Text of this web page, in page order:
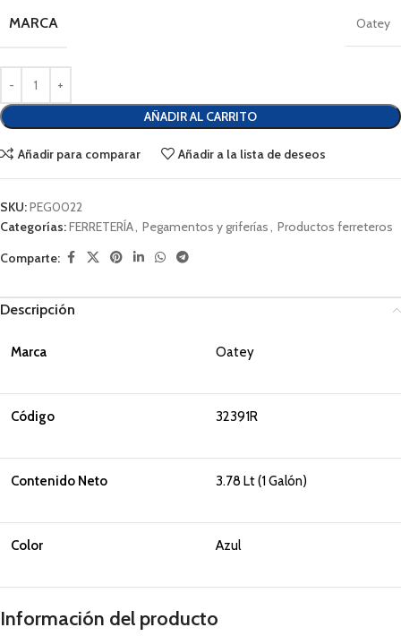
MARCA Oatey
AÑADIR AL CARRITO
Añadir para comparar Añadir a la lista de deseos
SKU:PEG0022
Categorías:FERRETERÍA, Pegamentos y griferías, Productos ferreteros
Comparte:
Descripción
Marca Oatey
Código 32391R
Contenido Neto 3.78 Lt (1 Galón)
Color Azul
Información del producto